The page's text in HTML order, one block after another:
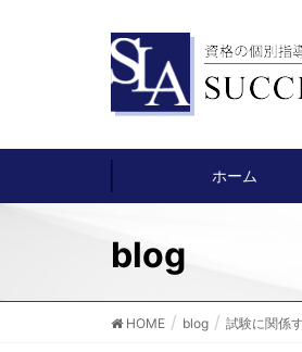
ホーム
blog
HOME blog 試験に関係